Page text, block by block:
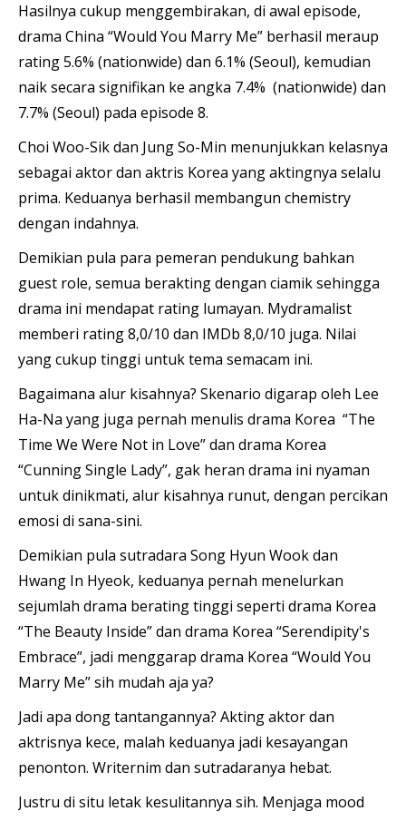
Hasilnya cukup menggembirakan, di awal episode,
drama China “Would You Marry Me” berhasil meraup
rating 5.6% (nationwide) dan 6.1% (Seoul), kemudian
naik secara signifikan ke angka 7.4% (nationwide) dan
7.7% (Seoul) pada episode 8.
Choi Woo-Sik dan Jung So-Min menunjukkan kelasnya
sebagai aktor dan aktris Korea yang aktingnya selalu
prima. Keduanya berhasil membangun chemistry
dengan indahnya.
Demikian pula para pemeran pendukung bahkan
guest role, semua berakting dengan ciamik sehingga
drama ini mendapat rating lumayan. Mydramalist
memberi rating 8,0/10 dan IMDb 8,0/10 juga. Nilai
yang cukup tinggi untuk tema semacam ini.
Bagaimana alur kisahnya? Skenario digarap oleh Lee
Ha-Na yang juga pernah menulis drama Korea “The
Time We Were Not in Love” dan drama Korea
“Cunning Single Lady”, gak heran drama ini nyaman
untuk dinikmati, alur kisahnya runut, dengan percikan
emosi di sana-sini.
Demikian pula sutradara Song Hyun Wook dan
Hwang In Hyeok, keduanya pernah menelurkan
sejumlah drama berating tinggi seperti drama Korea
“The Beauty Inside” dan drama Korea “Serendipity's
Embrace”, jadi menggarap drama Korea “Would You
Marry Me” sih mudah aja ya?
Jadi apa dong tantangannya? Akting aktor dan
aktrisnya kece, malah keduanya jadi kesayangan
penonton. Writernim dan sutradaranya hebat.
Justru di situ letak kesulitannya sih. Menjaga mood